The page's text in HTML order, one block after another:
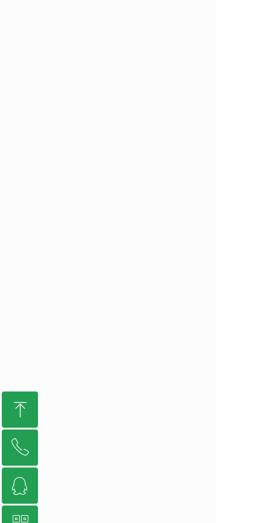
ꁸ
回到顶部
ꂅ
010-65447841
ꁗ